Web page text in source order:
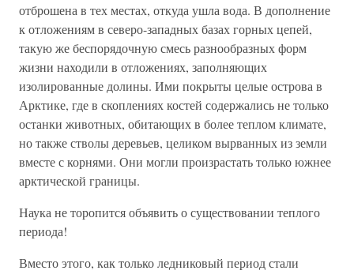
отброшена в тех местах, откуда ушла вода. В дополнение
к отложениям в северо-западных базах горных цепей,
такую же беспорядочную смесь разнообразных форм
жизни находили в отложениях, заполняющих
изолированные долины. Ими покрыты целые острова в
Арктике, где в скоплениях костей содержались не только
останки животных, обитающих в более теплом климате,
но также стволы деревьев, целиком вырванных из земли
вместе с корнями. Они могли произрастать только южнее
арктической границы.
Наука не торопится объявить о существовании теплого
периода!
Вместо этого, как только ледниковый период стали